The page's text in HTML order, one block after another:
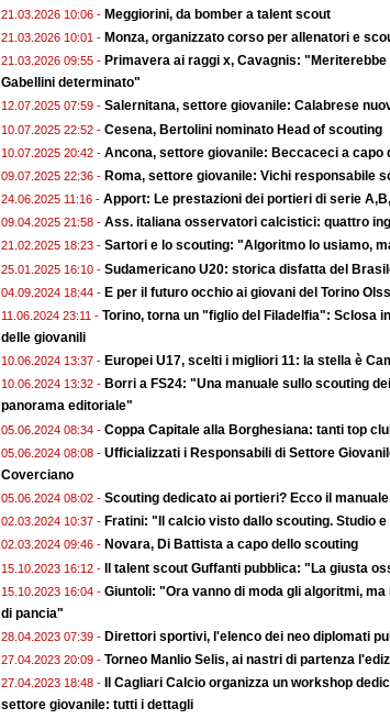
21.03.2026 10:06 - Meggiorini, da bomber a talent scout
21.03.2026 10:01 - Monza, organizzato corso per allenatori e
21.03.2026 09:55 - Primavera ai raggi x, Cavagnis: "Meriterebbe
Gabellini determinato"
12.07.2025 07:59 - Salernitana, settore giovanile: Calabrese
10.07.2025 22:52 - Cesena, Bertolini nominato Head of scouting
10.07.2025 20:42 - Ancona, settore giovanile: Beccaceci a capo
09.07.2025 22:36 - Roma, settore giovanile: Vichi responsabile
24.06.2025 11:16 - Apport: Le prestazioni dei portieri di serie
09.04.2025 21:58 - Ass. italiana osservatori calcistici: quattro
21.02.2025 18:23 - Sartori e lo scouting: "Algoritmo lo usiamo,
25.01.2025 16:10 - Sudamericano U20: storica disfatta del
04.09.2024 18:44 - E per il futuro occhio ai giovani del Torino
11.06.2024 23:11 - Torino, torna un "figlio del Filadelfia": Sclosa
delle giovanili
10.06.2024 13:37 - Europei U17, scelti i migliori 11: la stella è
10.06.2024 13:32 - Borri a FS24: "Una manuale sullo scouting
panorama editoriale"
05.06.2024 08:34 - Coppa Capitale alla Borghesiana: tanti top
05.06.2024 08:08 - Ufficializzati i Responsabili di Settore
Coverciano
05.06.2024 08:02 - Scouting dedicato ai portieri? Ecco il
02.03.2024 10:37 - Fratini: "Il calcio visto dallo scouting. Studio
02.03.2024 09:46 - Novara, Di Battista a capo dello scouting
15.10.2023 16:12 - Il talent scout Guffanti pubblica: "La giusta
15.10.2023 16:04 - Giuntoli: "Ora vanno di moda gli algoritmi,
di pancia"
28.04.2023 07:39 - Direttori sportivi, l'elenco dei neo diplomati
27.04.2023 20:09 - Torneo Manlio Selis, ai nastri di partenza
27.04.2023 18:48 -
Il Cagliari Calcio organizza un workshop
settore giovanile: tutti i dettagli